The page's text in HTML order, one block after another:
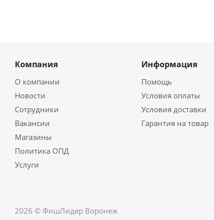
Компания
О компании
Новости
Сотрудники
Вакансии
Магазины
Политика ОПД
Услуги
Информация
Помощь
Условия оплаты
Условия доставки
Гарантия на товар
2026 © ФишЛидер Воронеж